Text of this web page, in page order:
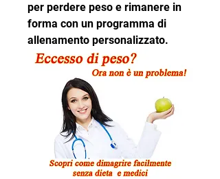
per perdere peso e rimanere in
forma con un programma di
allenamento personalizzato.